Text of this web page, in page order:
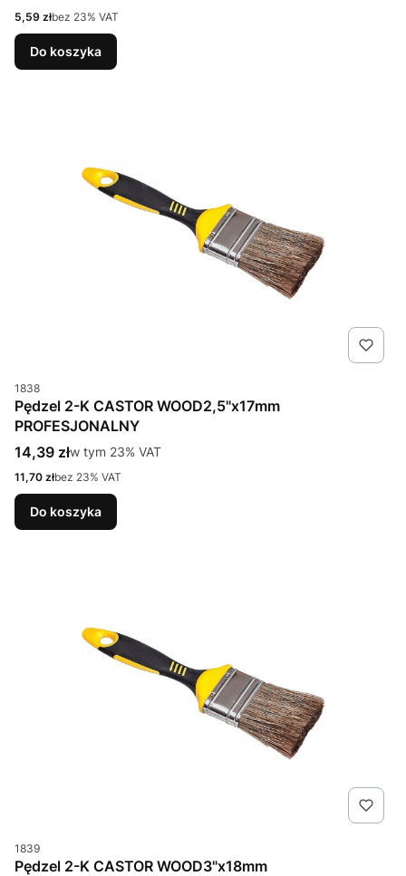
Cena netto
5,59 złbez 23% VAT
Do koszyka
Kod produktu
1838
Pędzel 2-K CASTOR WOOD2,5"x17mm
PROFESJONALNY
Cena brutto
14,39 złw tym %s VAT
w tym 23% VAT
Cena netto
11,70 złbez 23% VAT
Do koszyka
Kod produktu
1839
Pędzel 2-K CASTOR WOOD3"x18mm